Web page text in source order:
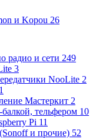
и Kopou 26
радио и сети 249
3
NooLite 2
1
Мастеркит 2
тельфером 10
Pi 11
и прочие) 52